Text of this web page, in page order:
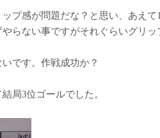
プ感が問題だな？と思い、あえ
らない事ですがそれぐらいグリ
です。作戦成功か？
局3位ゴールでした。